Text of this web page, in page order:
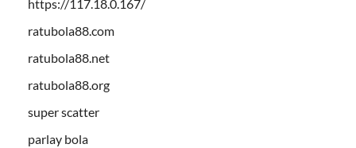
https://117.18.0.167/
ratubola88.com
ratubola88.net
ratubola88.org
super scatter
parlay bola